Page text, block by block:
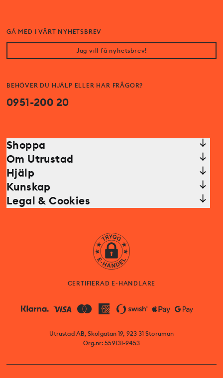
BEHÖVER DU HJÄLP ELLER HAR FRÅGOR?
0951-200 20
GÅ MED I VÅRT NYHETSBREV
Jag vill få nyhetsbrev!
Shoppa
Om Utrustad
Hjälp
Kunskap
Legal & Cookies
CERTIFIERAD E-HANDLARE
Utrustad AB, Skolgatan 19, 923 31 Storuman
Org.nr: 559131-9453